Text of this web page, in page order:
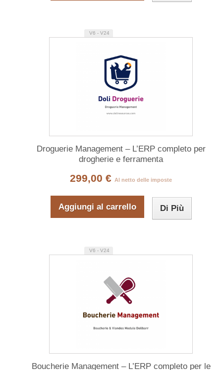
V6 - V24
Droguerie Management – L’ERP completo per
drogherie e ferramenta
299,00 € Al netto delle imposte
Aggiungi al carrello Di Più
V6 - V24
Boucherie Management – L’ERP completo per le